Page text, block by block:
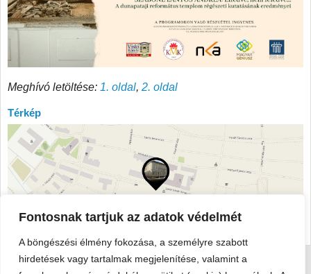
Fontosnak tartjuk az adatok védelmét
A böngészési élmény fokozása, a személyre szabott
hirdetések vagy tartalmak megjelenítése, valamint a
Meghívó letöltése: 1. oldal, 2. oldal
Térkép